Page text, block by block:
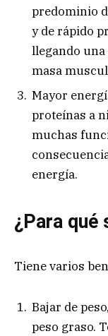
predominio
y de rápido
llegando
masa
Mayor
proteínas a
muchas
energía.
¿Para qué
Tiene varios
Bajar de
peso graso.